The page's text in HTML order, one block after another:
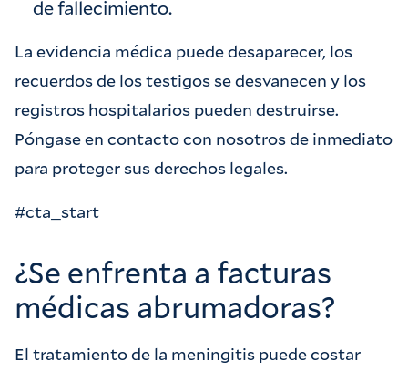
de fallecimiento.
La evidencia médica puede desaparecer, los
recuerdos de los testigos se desvanecen y los
registros hospitalarios pueden destruirse.
Póngase en contacto con nosotros de inmediato
para proteger sus derechos legales.
#cta_start
¿Se enfrenta a facturas
médicas abrumadoras?
El tratamiento de la meningitis puede costar